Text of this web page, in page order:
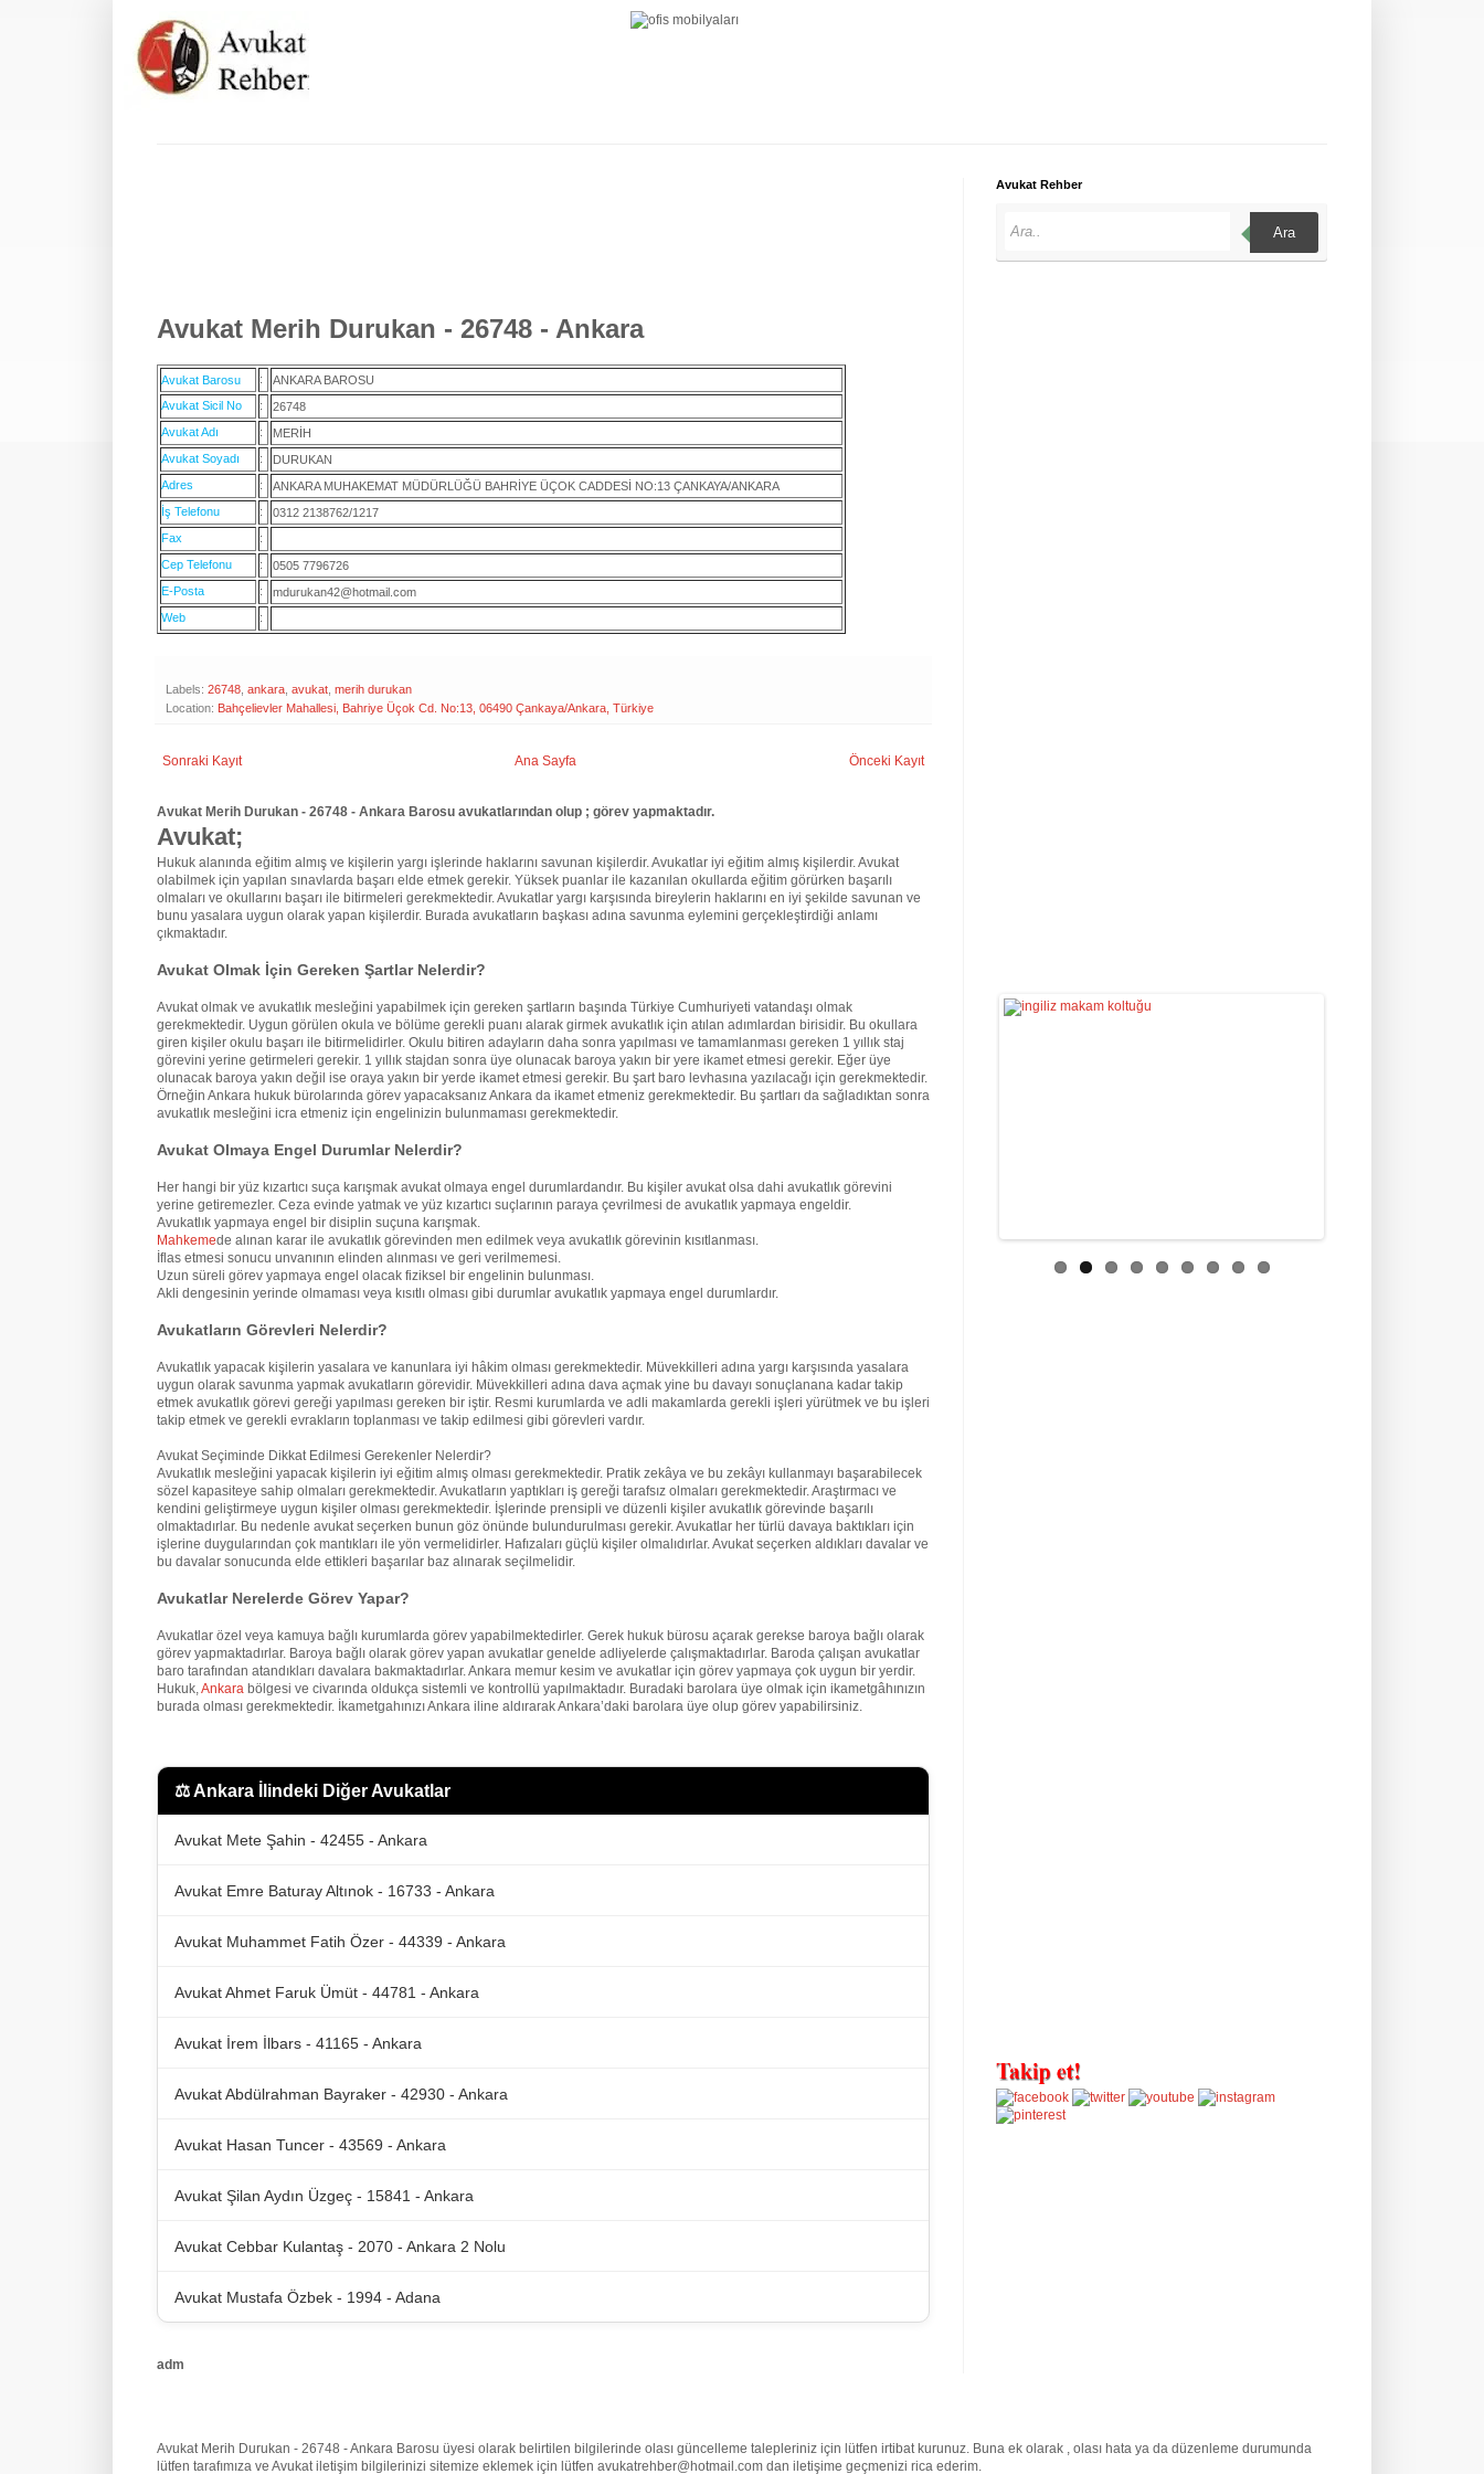
Avukat Merih Durukan - 26748 - Ankara
Avukat Barosu :
ANKARA BAROSU
Avukat Sicil No
:
26748
Avukat Adı
:
MERİH
Avukat Soyadı
:
DURUKAN
Adres
:
ANKARA MUHAKEMAT MÜDÜRLÜĞÜ BAHRİYE ÜÇOK CADDESİ NO:13 ÇANKAYA/ANKARA
İş Telefonu
:
0312 2138762/1217
Fax
:
Cep Telefonu
:
0505 7796726
E-Posta
:
mdurukan42@hotmail.com
Web
:
Labels: 26748 ankara avukat merih durukan
Location: Bahçelievler Mahallesi, Bahriye Üçok Cd. No:13, 06490 Çankaya/Ankara, Türkiye
Sonraki Kayıt Önceki Kayıt
Ana Sayfa
Avukat Merih Durukan - 26748 - Ankara Barosu avukatlarından olup ; görev yapmaktadır.
Avukat;
Hukuk alanında eğitim almış ve kişilerin yargı işlerinde haklarını savunan kişilerdir. Avukatlar iyi eğitim almış kişilerdir. Avukat
olabilmek için yapılan sınavlarda başarı elde etmek gerekir. Yüksek puanlar ile kazanılan okullarda eğitim görürken başarılı
olmaları ve okullarını başarı ile bitirmeleri gerekmektedir. Avukatlar yargı karşısında bireylerin haklarını en iyi şekilde savunan ve
bunu yasalara uygun olarak yapan kişilerdir. Burada avukatların başkası adına savunma eylemini gerçekleştirdiği anlamı
çıkmaktadır.
Avukat Olmak İçin Gereken Şartlar Nelerdir?
Avukat olmak ve avukatlık mesleğini yapabilmek için gereken şartların başında Türkiye Cumhuriyeti vatandaşı olmak
gerekmektedir. Uygun görülen okula ve bölüme gerekli puanı alarak girmek avukatlık için atılan adımlardan birisidir. Bu okullara
giren kişiler okulu başarı ile bitirmelidirler. Okulu bitiren adayların daha sonra yapılması ve tamamlanması gereken 1 yıllık staj
görevini yerine getirmeleri gerekir. 1 yıllık stajdan sonra üye olunacak baroya yakın bir yere ikamet etmesi gerekir. Eğer üye
olunacak baroya yakın değil ise oraya yakın bir yerde ikamet etmesi gerekir. Bu şart baro levhasına yazılacağı için gerekmektedir.
Örneğin Ankara hukuk bürolarında görev yapacaksanız Ankara da ikamet etmeniz gerekmektedir. Bu şartları da sağladıktan sonra
avukatlık mesleğini icra etmeniz için engelinizin bulunmaması gerekmektedir.
Avukat Olmaya Engel Durumlar Nelerdir?
Her hangi bir yüz kızartıcı suça karışmak avukat olmaya engel durumlardandır. Bu kişiler avukat olsa dahi avukatlık görevini
yerine getiremezler. Ceza evinde yatmak ve yüz kızartıcı suçlarının paraya çevrilmesi de avukatlık yapmaya engeldir.
Avukatlık yapmaya engel bir disiplin suçuna karışmak.
Mahkemede alınan karar ile avukatlık görevinden men edilmek veya avukatlık görevinin kısıtlanması.
İflas etmesi sonucu unvanının elinden alınması ve geri verilmemesi.
Uzun süreli görev yapmaya engel olacak fiziksel bir engelinin bulunması.
Akli dengesinin yerinde olmaması veya kısıtlı olması gibi durumlar avukatlık yapmaya engel durumlardır.
Avukatların Görevleri Nelerdir?
Avukatlık yapacak kişilerin yasalara ve kanunlara iyi hâkim olması gerekmektedir. Müvekkilleri adına yargı karşısında yasalara
uygun olarak savunma yapmak avukatların görevidir. Müvekkilleri adına dava açmak yine bu davayı sonuçlanana kadar takip
etmek avukatlık görevi gereği yapılması gereken bir iştir. Resmi kurumlarda ve adli makamlarda gerekli işleri yürütmek ve bu işleri
takip etmek ve gerekli evrakların toplanması ve takip edilmesi gibi görevleri vardır.
Avukat Seçiminde Dikkat Edilmesi Gerekenler Nelerdir?
Avukatlık mesleğini yapacak kişilerin iyi eğitim almış olması gerekmektedir. Pratik zekâya ve bu zekâyı kullanmayı başarabilecek
sözel kapasiteye sahip olmaları gerekmektedir. Avukatların yaptıkları iş gereği tarafsız olmaları gerekmektedir. Araştırmacı ve
kendini geliştirmeye uygun kişiler olması gerekmektedir. İşlerinde prensipli ve düzenli kişiler avukatlık görevinde başarılı
olmaktadırlar. Bu nedenle avukat seçerken bunun göz önünde bulundurulması gerekir. Avukatlar her türlü davaya baktıkları için
işlerine duygularından çok mantıkları ile yön vermelidirler. Hafızaları güçlü kişiler olmalıdırlar. Avukat seçerken aldıkları davalar ve
bu davalar sonucunda elde ettikleri başarılar baz alınarak seçilmelidir.
Avukatlar Nerelerde Görev Yapar?
Avukatlar özel veya kamuya bağlı kurumlarda görev yapabilmektedirler. Gerek hukuk bürosu açarak gerekse baroya bağlı olarak
görev yapmaktadırlar. Baroya bağlı olarak görev yapan avukatlar genelde adliyelerde çalışmaktadırlar. Baroda çalışan avukatlar
baro tarafından atandıkları davalara bakmaktadırlar. Ankara memur kesim ve avukatlar için görev yapmaya çok uygun bir yerdir.
Hukuk,Ankara bölgesi ve civarında oldukça sistemli ve kontrollü yapılmaktadır. Buradaki barolara üye olmak için ikametgâhınızın
burada olması gerekmektedir. İkametgahınızı Ankara iline aldırarak Ankara’daki barolara üye olup görev yapabilirsiniz.
⚖️Ankara İlindeki Diğer Avukatlar
Avukat Mete Şahin - 42455 - Ankara
Avukat Emre Baturay Altınok - 16733 - Ankara
Avukat Muhammet Fatih Özer - 44339 - Ankara
Avukat Ahmet Faruk Ümüt - 44781 - Ankara
Avukat İrem İlbars - 41165 - Ankara
Avukat Abdülrahman Bayraker - 42930 - Ankara
Avukat Hasan Tuncer - 43569 - Ankara
Avukat Şilan Aydın Üzgeç - 15841 - Ankara
Avukat Cebbar Kulantaş - 2070 - Ankara 2 Nolu
Avukat Mustafa Özbek - 1994 - Adana
adm
Avukat Rehber
Ara
Avukat Merih Durukan - 26748 - Ankara Barosu üyesi olarak belirtilen bilgilerinde olası güncelleme talepleriniz için lütfen irtibat kurunuz. Buna ek olarak , olası hata ya da düzenleme durumunda
lütfen tarafımıza ve Avukat iletişim bilgilerinizi sitemize eklemek için lütfen avukatrehber@hotmail.com dan iletişime geçmenizi rica ederim.